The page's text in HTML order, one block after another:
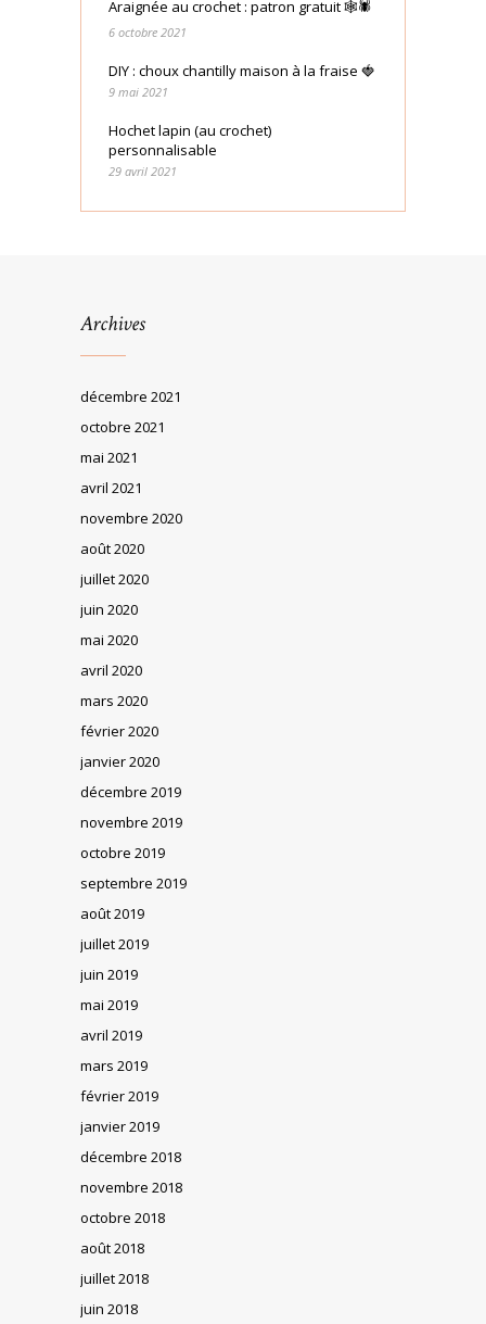
Araignée au crochet : patron gratuit 🕸🕷
6 octobre 2021
DIY : choux chantilly maison à la fraise 🍓
9 mai 2021
Hochet lapin (au crochet)
personnalisable
29 avril 2021
Archives
décembre 2021
octobre 2021
mai 2021
avril 2021
novembre 2020
août 2020
juillet 2020
juin 2020
mai 2020
avril 2020
mars 2020
février 2020
janvier 2020
décembre 2019
novembre 2019
octobre 2019
septembre 2019
août 2019
juillet 2019
juin 2019
mai 2019
avril 2019
mars 2019
février 2019
janvier 2019
décembre 2018
novembre 2018
octobre 2018
août 2018
juillet 2018
juin 2018